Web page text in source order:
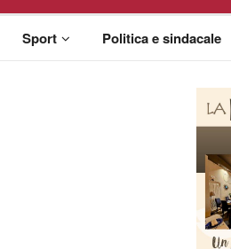
Sport Politica e sindacale